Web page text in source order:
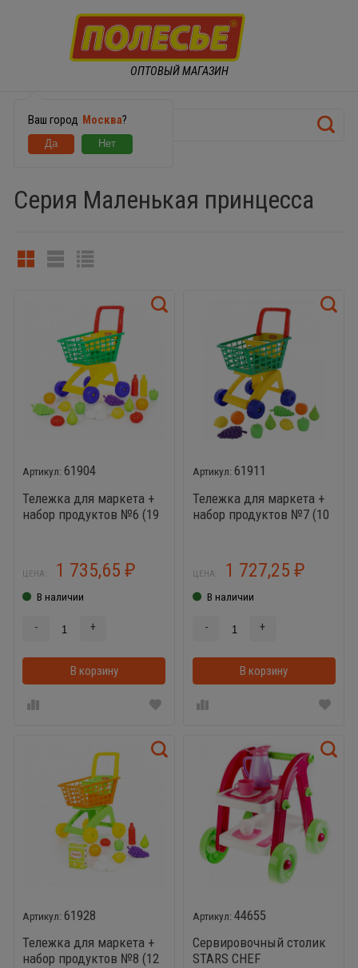
ОПТОВЫЙ МАГАЗИН
Ваш город Москва?
Серия Маленькая принцесса
61904
Тележка для маркета +
набор продуктов №6 (19
ЦЕНА: 1 735,65 ₽
В наличии
- +
В корзину В корзинке
61911
Тележка для маркета +
набор продуктов №7 (10
ЦЕНА: 1 727,25₽
В наличии
- +
В корзину
61928
Тележка для маркета +
набор продуктов №8 (12
44655
Сервировочный столик
STARS CHEF